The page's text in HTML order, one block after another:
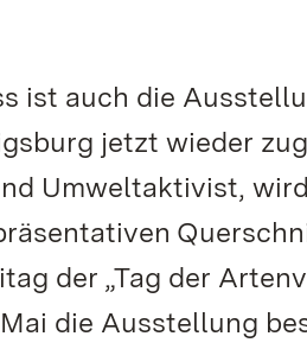
ist auch die
jetzt wieder
Umweltaktivist,
der „Tag der
die Ausstellung